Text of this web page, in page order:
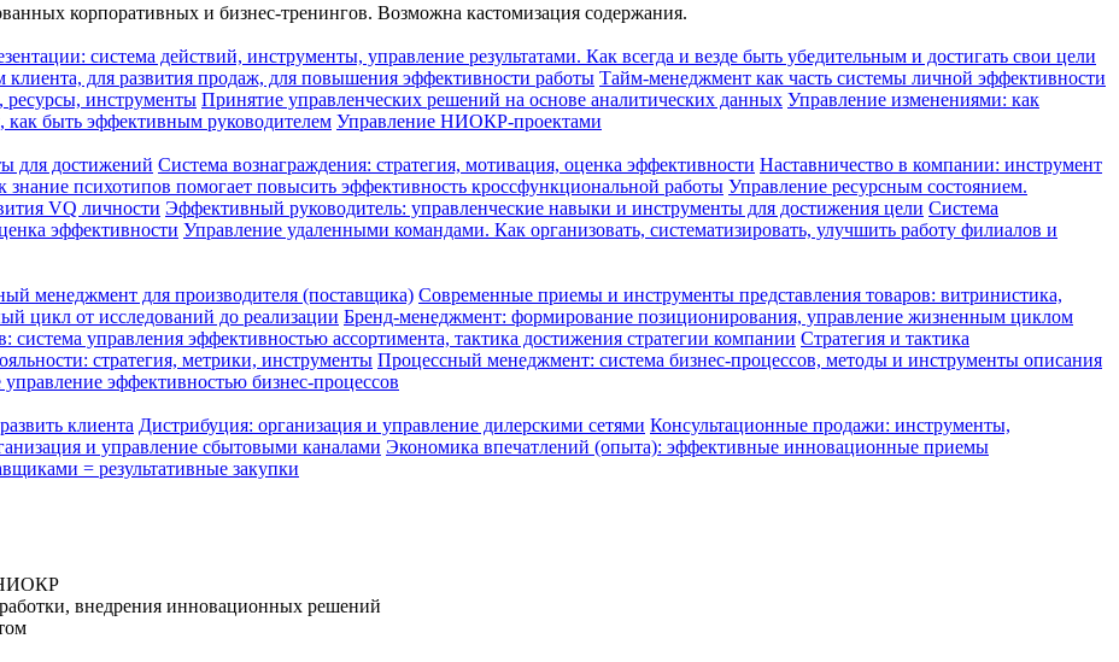
корпоративных и бизнес-тренингов. Возможна кастомизация содержания.
система действий, инструменты, управление результатами. Как всегда и везде быть убедительным и достигать свои цели
для развития продаж, для повышения эффективности работы Тайм-менеджмент как часть системы личной эффективности
ресурсы, инструменты Принятие управленческих решений на основе аналитических данных Управление изменениями: как
как быть эффективным руководителем Управление НИОКР-проектами
для достижений Система вознаграждения: стратегия, мотивация, оценка эффективности Наставничество в компании: инструмент
знание психотипов помогает повысить эффективность кроссфункциональной работы Управление ресурсным состоянием.
VQ личности Эффективный руководитель: управленческие навыки и инструменты для достижения цели Система
эффективности Управление удаленными командами. Как организовать, систематизировать, улучшить работу филиалов и
менеджмент для производителя (поставщика) Современные приемы и инструменты представления товаров: витринистика,
цикл от исследований до реализации Бренд-менеджмент: формирование позиционирования, управление жизненным циклом
управления эффективностью ассортимента, тактика достижения стратегии компании Стратегия и тактика
стратегия, метрики, инструменты Процессный менеджмент: система бизнес-процессов, методы и инструменты описания
эффективностью бизнес-процессов
клиента Дистрибуция: организация и управление дилерскими сетями Консультационные продажи: инструменты,
и управление сбытовыми каналами Экономика впечатлений (опыта): эффективные инновационные приемы
= результативные закупки
НИОКР
внедрения инновационных решений